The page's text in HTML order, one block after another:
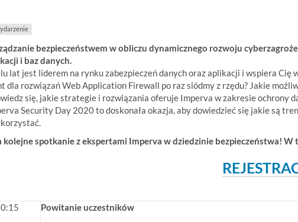
bezpieczeństwem w obliczu dynamicznego rozwoju
i baz danych.
lat jest liderem na rynku zabezpieczeń danych oraz aplikacji i wspiera
dla rozwiązań Web Application Firewall po raz siódmy z rzędu? Jakie
się, jakie strategie i rozwiązania oferuje Imperva w zakresie ochrony
Security Day 2020 to doskonała okazja, aby dowiedzieć się jakie są
kolejne spotkanie z ekspertami Imperva w dziedzinie bezpieczeństwa!
Powitanie uczestników